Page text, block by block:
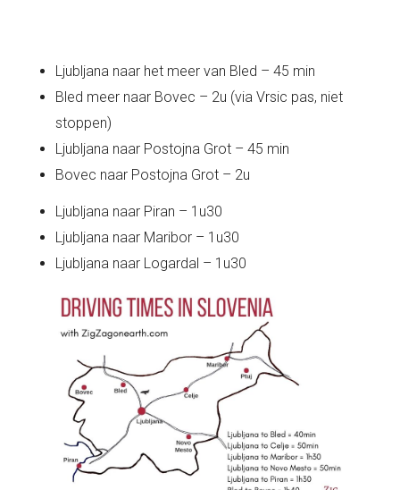
Ljubljana naar het meer van Bled – 45 min
Bled meer naar Bovec – 2u (via Vrsic pas, niet
stoppen)
Ljubljana naar Postojna Grot – 45 min
Bovec naar Postojna Grot – 2u
Ljubljana naar Piran – 1u30
Ljubljana naar Maribor – 1u30
Ljubljana naar Logardal – 1u30